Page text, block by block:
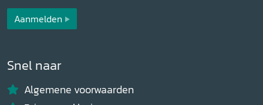
Aanmelden
Snel naar
Algemene voorwaarden